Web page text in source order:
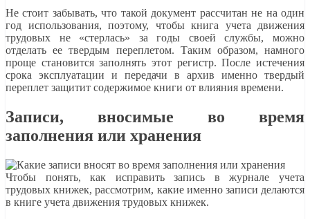
Не стоит забывать, что такой документ рассчитан не на один
год использования, поэтому, чтобы книга учета движения
трудовых не «стерлась» за годы своей службы, можно
отделать ее твердым переплетом. Таким образом, намного
проще становится заполнять этот регистр. После истечения
срока эксплуатации и передачи в архив именно твердый
переплет защитит содержимое книги от влияния времени.
Записи, вносимые во время
заполнения или хранения
Чтобы понять, как исправить запись в журнале учета
трудовых книжек, рассмотрим, какие именно записи делаются
в книге учета движения трудовых книжек.